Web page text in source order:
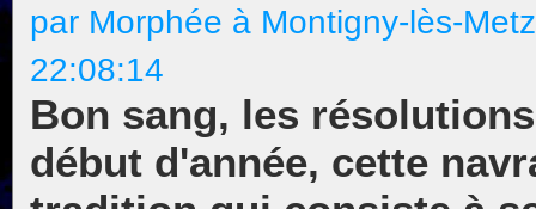
par Morphée à Montigny-lès-
22:08:14
Bon sang, les
début d'année, cette